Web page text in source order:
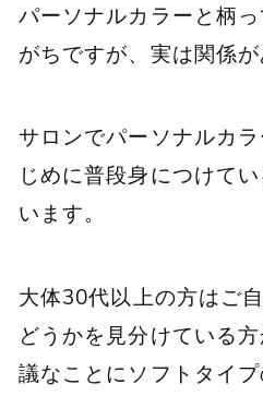
パーソナルカラーと柄
がちですが、実は関係が
サロンでパーソナルカ
じめに普段身につけて
います。
大体30代以上の方はご
どうかを見分けている
議なことにソフトタイ